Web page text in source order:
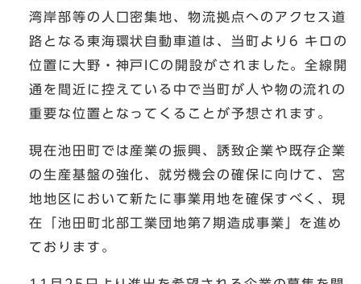
湾岸部等の人口密集地、物流拠点へのアクセス道
路となる東海環状自動車道は、当町より6 キロの
位置に大野・神戸ICの開設がされました。全線開
通を間近に控えている中で当町が人や物の流れの
重要な位置となってくることが予想されます。
現在池田町では産業の振興、誘致企業や既存企業
の生産基盤の強化、就労機会の確保に向けて、宮
地地区において新たに事業用地を確保すべく、現
在「池田町北部工業団地第7期造成事業」を進め
ております。